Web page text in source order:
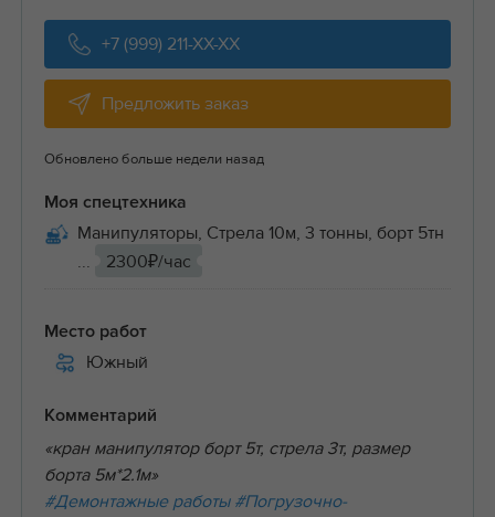
+7 (999) 211-XX-XX
Предложить заказ
Обновлено больше недели назад
Моя спецтехника
Манипуляторы, Стрела 10м, 3 тонны, борт 5тн
...
2300₽/час
Место работ
Южный
Комментарий
«кран манипулятор борт 5т, стрела 3т, размер
борта 5м*2.1м»
#Демонтажные работы #Погрузочно-